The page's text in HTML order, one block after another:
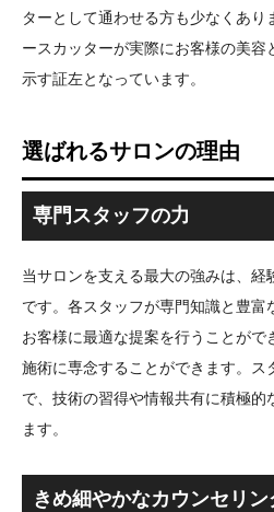
ターとして通わせる方も少なくあり
ースカッターが実際にお客様の美容
示す証左となっています。
選ばれるサロンの理由
専門スタッフの力
当サロンを支える最大の強みは、
です。各スタッフが専門知識と豊
お客様に最適な提案を行うことがで
施術に専念することができます。ス
で、技術の習得や情報共有に積極
ます。
きめ細やかなカウンセリン